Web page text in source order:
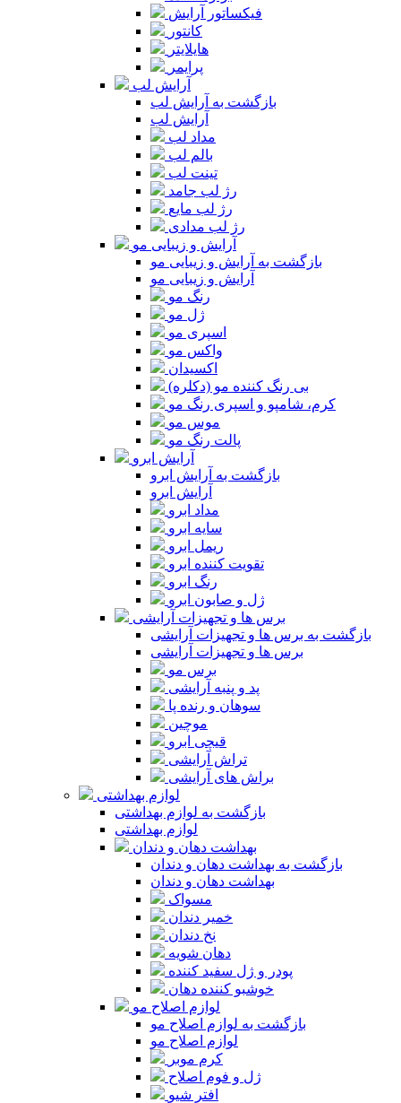
فیکساتور آرایش
کانتور
هایلایتر
پرایمر
آرایش لب
بازگشت به آرایش لب
آرایش لب
مداد لب
بالم لب
تینت لب
رژ لب جامد
رژ لب مایع
رژ لب مدادی
آرایش و زیبایی مو
بازگشت به آرایش و زیبایی مو
آرایش و زیبایی مو
رنگ مو
ژل مو
اسپری مو
واکس مو
اکسیدان
بی رنگ کننده مو (دکلره)
کرم، شامپو و اسپری رنگ مو
موس مو
پالت رنگ مو
آرایش ابرو
بازگشت به آرایش ابرو
آرایش ابرو
مداد ابرو
سایه ابرو
ریمل ابرو
تقویت کننده ابرو
رنگ ابرو
ژل و صابون ابرو
برس ها و تجهیزات آرایشی
بازگشت به برس ها و تجهیزات آرایشی
برس ها و تجهیزات آرایشی
برس مو
پد و پنبه آرایشی
سوهان و رنده پا
موچین
قیچی ابرو
تراش آرایشی
براش های آرایشی
لوازم بهداشتی
بازگشت به لوازم بهداشتی
لوازم بهداشتی
بهداشت دهان و دندان
بازگشت به بهداشت دهان و دندان
بهداشت دهان و دندان
مسواک
خمیر دندان
نخ دندان
دهان شویه
پودر و ژل سفید کننده
خوشبو کننده دهان
لوازم اصلاح مو
بازگشت به لوازم اصلاح مو
لوازم اصلاح مو
کرم موبر
ژل و فوم اصلاح
افتر شیو